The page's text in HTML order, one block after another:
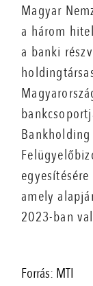
Magyar
a három
a banki
amely
2023-ban
Forrás: MTI